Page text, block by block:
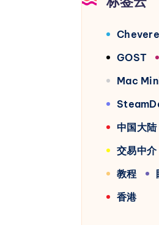
GOST
Mac
中国大陆
交易中介
教程
香港